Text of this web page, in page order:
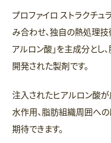
プロファイロ ストラクチ
み合わせ、独自の熱処理技
アルロン酸」を主成分とし
開発された製剤です。
注入されたヒアルロン酸
水作用、脂肪組織周囲へ
期待できます。